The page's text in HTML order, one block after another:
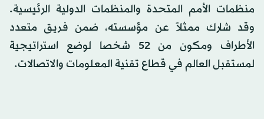
منظمات الأمم المتحدة والمنظمات الدولية الرئيسية.
وقد شارك ممثلاً عن مؤسسته، ضمن فريق متعدد
الأطراف ومكون من 52 شخصا لوضع استراتيجية
لمستقبل العالم في قطاع تقنية المعلومات والاتصالات.